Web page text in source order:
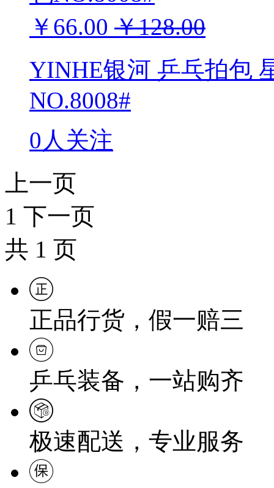
￥66.00 ￥128.00
YINHE银河 乒乓拍包
NO.8008#
0人关注
上一页
1 下一页
共 1 页
正品行货，假一赔三
乒乓装备，一站购齐
极速配送，专业服务